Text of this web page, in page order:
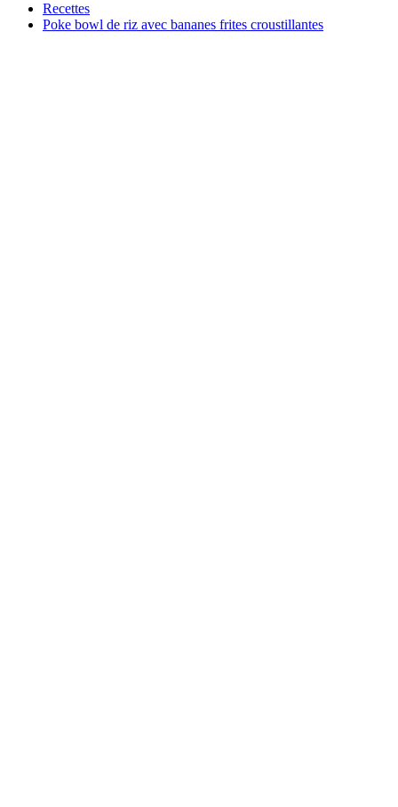
Recettes
Poke bowl de riz avec bananes frites croustillantes